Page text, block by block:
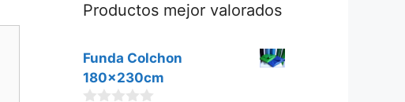
Productos mejor valorados
Funda Colchon
180x230cm